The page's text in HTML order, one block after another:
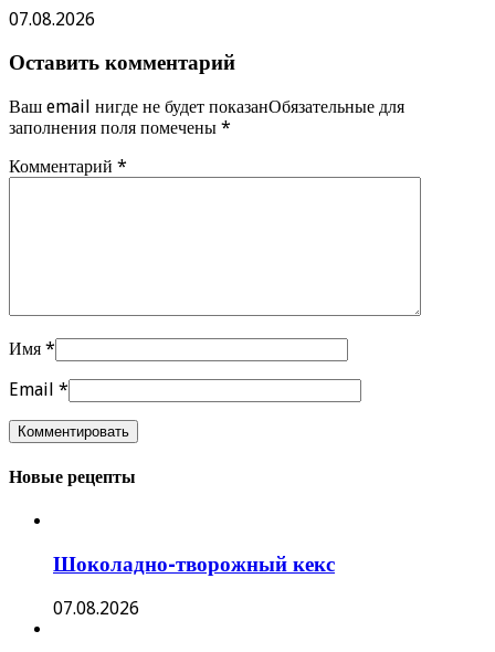
07.08.2026
Оставить комментарий
Ваш email нигде не будет показанОбязательные для
заполнения поля помечены *
Комментарий *
Имя *
Email *
Новые рецепты
Шоколадно-творожный кекс
07.08.2026